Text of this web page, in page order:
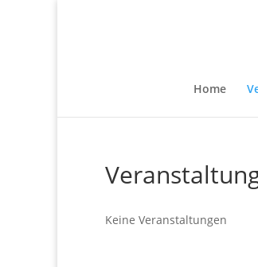
Home
Keine Veranstaltungen